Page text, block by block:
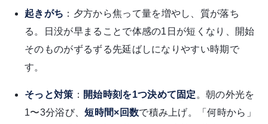
起きがち ：夕方から焦って量を増やし、質が落ち
る。日没が早まることで体感の1日が短くなり、開始
そのものがずるずる先延ばしになりやすい時期で
す。
そっと対策 ： 開始時刻を1つ決めて固定 。朝の外光を
1〜3分浴び、短時間×回数で積み上げ。「何時から」